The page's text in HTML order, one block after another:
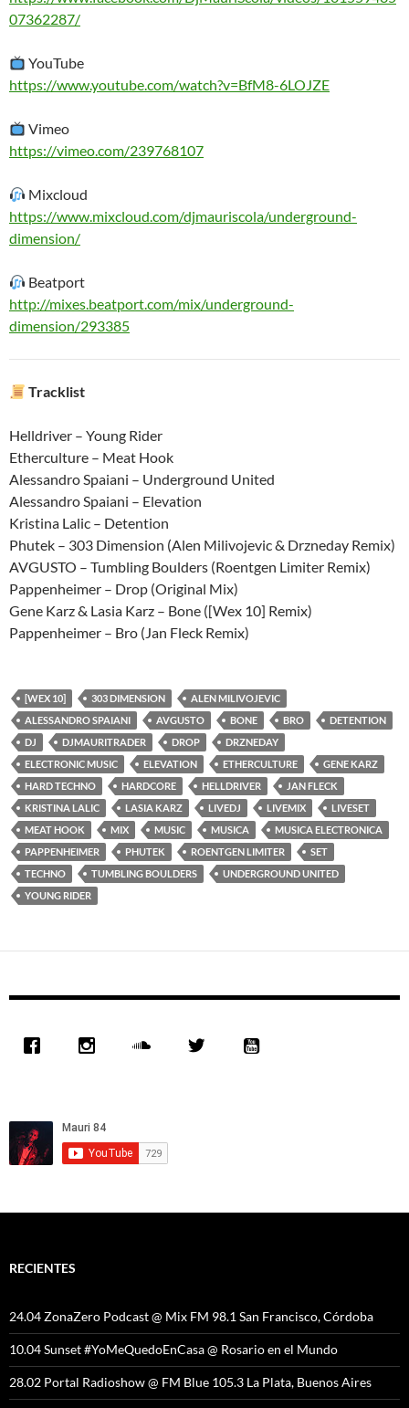
07362287/
YouTube
https://www.youtube.com/watch?v=BfM8-6LOJZE
Vimeo
https://vimeo.com/239768107
Mixcloud
https://www.mixcloud.com/djmauriscola/underground-
dimension/
Beatport
http://mixes.beatport.com/mix/underground-
dimension/293385
Tracklist
Helldriver – Young Rider
Etherculture – Meat Hook
Alessandro Spaiani – Underground United
Alessandro Spaiani – Elevation
Kristina Lalic – Detention
Phutek – 303 Dimension (Alen Milivojevic & Drzneday Remix)
AVGUSTO – Tumbling Boulders (Roentgen Limiter Remix)
Pappenheimer – Drop (Original Mix)
Gene Karz & Lasia Karz – Bone ([Wex 10] Remix)
Pappenheimer – Bro (Jan Fleck Remix)
[WEX 10] 303 DIMENSION
ALEN MILIVOJEVIC
ALESSANDRO SPAIANI
AVGUSTO BONE BRO
DETENTION
DJ
DJMAURITRADER DROP
DRZNEDAY
ELECTRONIC MUSIC
ELEVATION ETHERCULTURE
GENE KARZ
HARD TECHNO
HARDCORE HELLDRIVER
JAN FLECK
KRISTINA LALIC
LASIA KARZ LIVEDJ LIVEMIX
LIVESET
MEAT HOOK
MIX MUSIC MUSICA
MUSICA ELECTRONICA
PAPPENHEIMER
PHUTEK ROENTGEN LIMITER
SET
TECHNO
TUMBLING BOULDERS
UNDERGROUND UNITED
YOUNG RIDER
RECIENTES
24.04 ZonaZero Podcast @ Mix FM 98.1 San Francisco, Córdoba
10.04 Sunset #YoMeQuedoEnCasa @ Rosario en el Mundo
28.02 Portal Radioshow @ FM Blue 105.3 La Plata, Buenos Aires